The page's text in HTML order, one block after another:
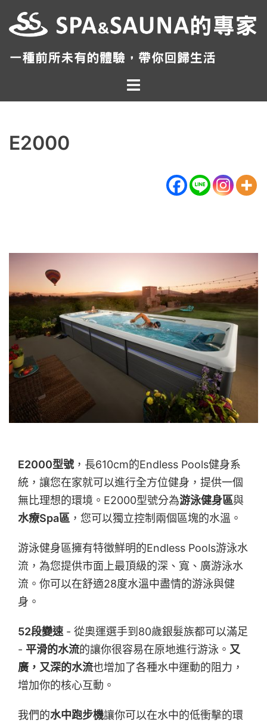
至
Toggle
menu
E2000
E2000型號，長610cm的Endless Pools健身系
統，讓您在家就可以進行全方位健身，提供一個
無比理想的環境。E2000型號分為游泳健身區與
水療Spa區 ，您可以獨立控制兩個區塊的水溫。
游泳健身區擁有特徵鮮明的Endless Pools游泳水
流，為您提供市面上最頂級的深、寬、廣游泳水
流。你可以在舒適28度水溫中盡情的游泳與健
身。
52段變速- 從奧運選手到80歲銀髮族都可以滿足
- 平滑的水流的讓你很容易在原地進行游泳。 又
廣，又深的水流也增加了各種水中運動的阻力，
增加你的核心互動。
我們的水中跑步機讓你可以在水中的低衝擊的環